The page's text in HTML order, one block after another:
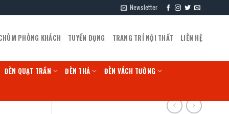
Newsletter
PHÒNG KHÁCH TUYỂN DỤNG TRANG TRÍ NỘI THẤT LIÊN HỆ
ĐÈN QUẠT TRẦN ĐÈN THẢ ĐÈN VÁCH TƯỜNG